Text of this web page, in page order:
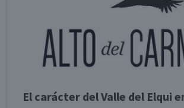
El carácter del Valle del Elqui